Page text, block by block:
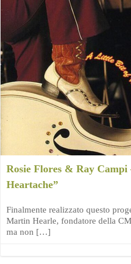
Rosie Flores & Ray
Heartache”
Finalmente realizzato questo
Martin Hearle, fondatore della
ma non […]